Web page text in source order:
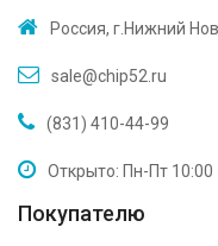
Россия, г.Нижний
sale@chip52.ru
(831) 410-44-99
Открыто: Пн-Пт 10:00
Покупателю